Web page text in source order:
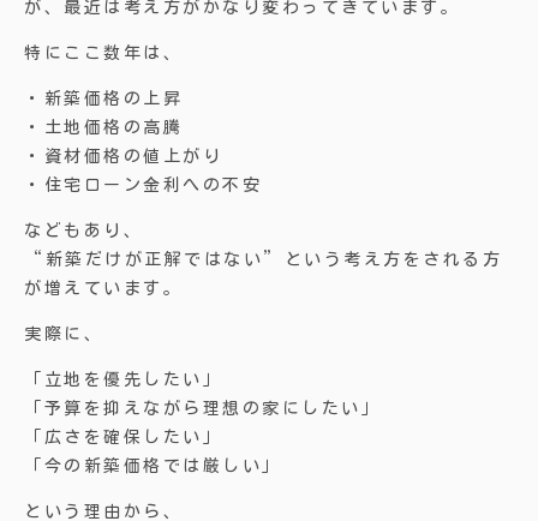
が、最近は考え方がかなり変わってきています。
特にここ数年は、
・新築価格の上昇
・土地価格の高騰
・資材価格の値上がり
・住宅ローン金利への不安
などもあり、
“新築だけが正解ではない”という考え方をされる方
が増えています。
実際に、
「立地を優先したい」
「予算を抑えながら理想の家にしたい」
「広さを確保したい」
「今の新築価格では厳しい」
という理由から、